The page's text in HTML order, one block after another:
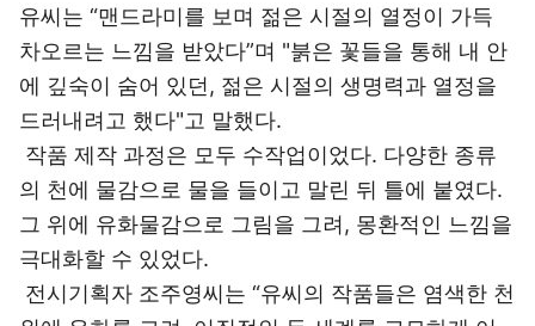
유씨는 “맨드라미를 보며 젊은 시절의 열정이 가득
차오르는 느낌을 받았다”며 "붉은 꽃들을 통해 내 안
에 깊숙이 숨어 있던, 젊은 시절의 생명력과 열정을
드러내려고 했다"고 말했다.
작품 제작 과정은 모두 수작업이었다. 다양한 종류
의 천에 물감으로 물을 들이고 말린 뒤 틀에 붙였다.
그 위에 유화물감으로 그림을 그려, 몽환적인 느낌을
극대화할 수 있었다.
전시기획자 조주영씨는 “유씨의 작품들은 염색한 천